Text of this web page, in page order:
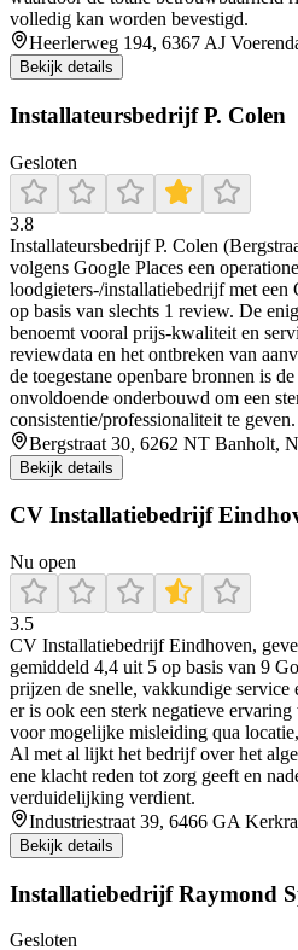
volledig kan worden bevestigd.
Heerlerweg 194, 6367 AJ
Bekijk details
Installateursbedrijf P. Colen
Gesloten
3.8
Installateursbedrijf P. Colen
volgens Google Places een
loodgieters-/installatiebedrijf met een
op basis van slechts 1 review. De
benoemt vooral prijs-kwaliteit en
reviewdata en het ontbreken van
de toegestane openbare bronnen is
onvoldoende onderbouwd om een
consistentie/professionaliteit te geven.
Bergstraat 30, 6262 NT Banholt,
Bekijk details
CV Installatiebedrijf
Nu open
3.5
CV Installatiebedrijf Eindhoven,
gemiddeld 4,4 uit 5 op basis van 9
prijzen de snelle, vakkundige service
er is ook een sterk negatieve
voor mogelijke misleiding qua
Al met al lijkt het bedrijf over het
ene klacht reden tot zorg geeft en
verduidelijking verdient.
Industriestraat 39, 6466 GA
Bekijk details
Installatiebedrijf Raymond
Gesloten